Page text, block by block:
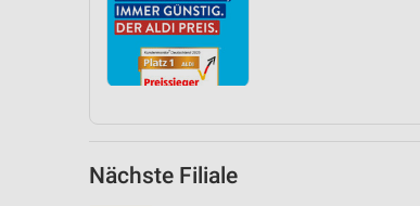
Nächste Filiale
Nicht-IAB-Verarbeitungszwecke:
Werbung